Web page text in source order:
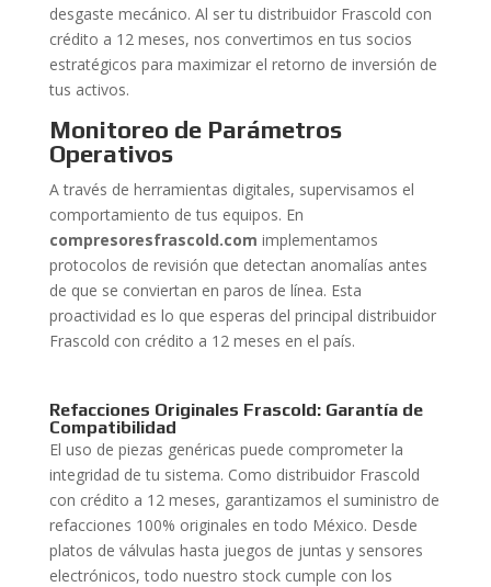
desgaste mecánico. Al ser tu distribuidor Frascold con
crédito a 12 meses, nos convertimos en tus socios
estratégicos para maximizar el retorno de inversión de
tus activos.
Monitoreo de Parámetros
Operativos
A través de herramientas digitales, supervisamos el
comportamiento de tus equipos. En
compresoresfrascold.com implementamos
protocolos de revisión que detectan anomalías antes
de que se conviertan en paros de línea. Esta
proactividad es lo que esperas del principal distribuidor
Frascold con crédito a 12 meses en el país.
Refacciones Originales Frascold: Garantía de
Compatibilidad
El uso de piezas genéricas puede comprometer la
integridad de tu sistema. Como distribuidor Frascold
con crédito a 12 meses, garantizamos el suministro de
refacciones 100% originales en todo México. Desde
platos de válvulas hasta juegos de juntas y sensores
electrónicos, todo nuestro stock cumple con los